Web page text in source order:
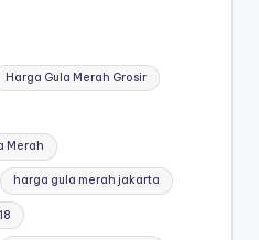
Harga Gula Merah Grosir
Merah
harga gula merah jakarta